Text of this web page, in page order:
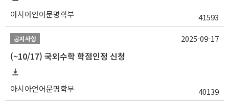
아시아언어문명학부 41593
공지사항
(~10/17) 국외수학 학점인정 신청
아시아언어문명학부 40139
2025-09-17